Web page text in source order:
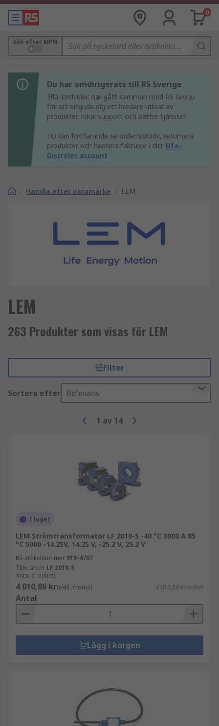
0
Sök efter MPN
Du har omdirigerats till RS Sverige
Elfa-Distrelec har gått samman med RS Group
för att erbjuda dig ett bredare utbud av
produkter, lokal support och bättre tjänster.
Du kan fortfarande se orderhistorik, returnera
produkter och hantera fakturor i ditt Elfa-
Distrelec account
/ Handla efter varumärke / LEM
LEM
263 Produkter som visas för LEM
Filter
Sortera efter Relevans
1 av 14
I lager
LEM Strömtransformator LF 2010-S -40 °C 3000 A 85
°C 5000 -14.25V, 14.25 V, -25.2 V, 25.2 V
RS-artikelnummer 919-4707
Tillv. art.nr LF 2010-S
Antal (1 enhet)
4 010,86 kr(exkl. moms) 4 010,86 kr/enhet
Antal
Lägg i korgen